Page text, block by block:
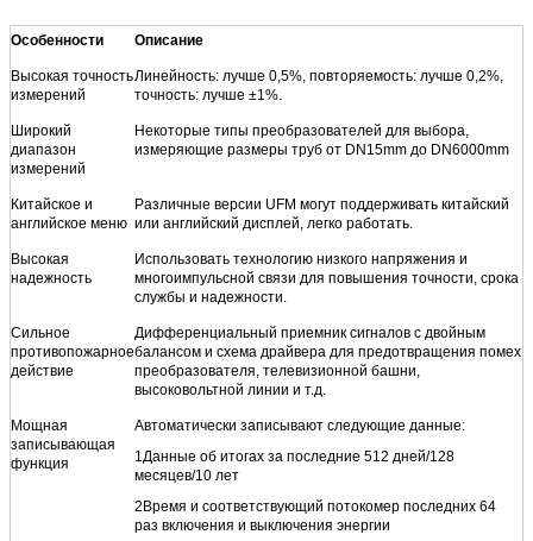
Особенности Описание
Высокая точность
измерений
Линейность: лучше 0,5%, повторяемость: лучше 0,2%,
точность: лучше ±1%.
Широкий
диапазон
измерений
Некоторые типы преобразователей для выбора,
измеряющие размеры труб от DN15mm до DN6000mm
Китайское и
английское меню
Различные версии UFM могут поддерживать китайский
или английский дисплей, легко работать.
Высокая
надежность
Использовать технологию низкого напряжения и
многоимпульсной связи для повышения точности, срока
службы и надежности.
Сильное
противопожарное
действие
Дифференциальный приемник сигналов с двойным
балансом и схема драйвера для предотвращения помех
преобразователя, телевизионной башни,
высоковольтной линии и т.д.
Мощная
записывающая
функция
Автоматически записывают следующие данные:
1Данные об итогах за последние 512 дней/128
месяцев/10 лет
2Время и соответствующий потокомер последних 64
раз включения и выключения энергии